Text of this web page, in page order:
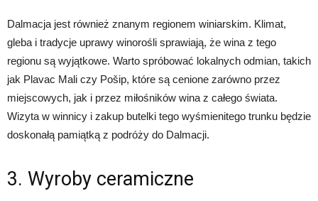
Dalmacja jest również znanym regionem winiarskim. Klimat,
gleba i tradycje uprawy winorośli sprawiają, że wina z tego
regionu są wyjątkowe. Warto spróbować lokalnych odmian, takich
jak Plavac Mali czy Pošip, które są cenione zarówno przez
miejscowych, jak i przez miłośników wina z całego świata.
Wizyta w winnicy i zakup butelki tego wyśmienitego trunku będzie
doskonałą pamiątką z podróży do Dalmacji.
3. Wyroby ceramiczne